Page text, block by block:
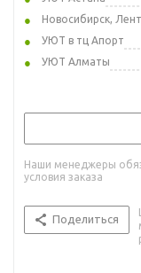
Новосибирск,
УЮТ в тц Апорт
УЮТ Алматы
Наши менеджеры
условия заказа
Поделиться